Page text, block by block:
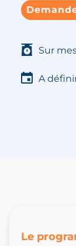
Sur
A
Le